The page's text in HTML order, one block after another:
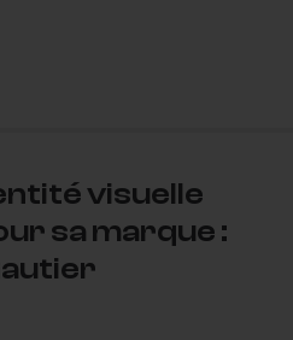
visuelle
sa marque :